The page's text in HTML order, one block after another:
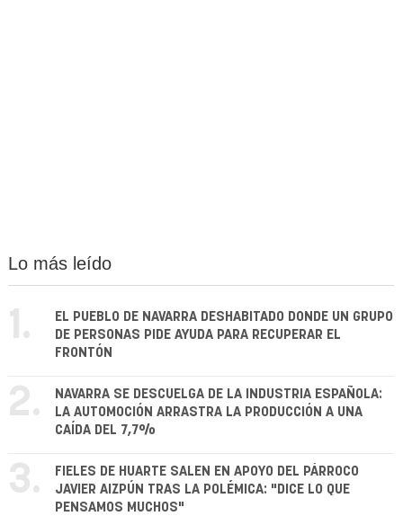
Lo más leído
1.
EL PUEBLO DE NAVARRA DESHABITADO DONDE UN GRUPO
DE PERSONAS PIDE AYUDA PARA RECUPERAR EL
FRONTÓN
2.
NAVARRA SE DESCUELGA DE LA INDUSTRIA ESPAÑOLA:
LA AUTOMOCIÓN ARRASTRA LA PRODUCCIÓN A UNA
CAÍDA DEL 7,7%
3.
FIELES DE HUARTE SALEN EN APOYO DEL PÁRROCO
JAVIER AIZPÚN TRAS LA POLÉMICA: "DICE LO QUE
PENSAMOS MUCHOS"